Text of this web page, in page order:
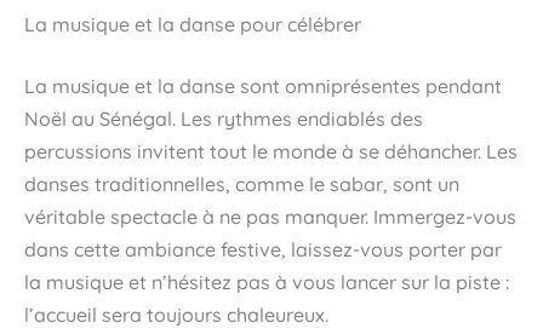
La musique et la danse pour célébrer
La musique et la danse sont omniprésentes pendant
Noël au Sénégal. Les rythmes endiablés des
percussions invitent tout le monde à se déhancher. Les
danses traditionnelles, comme le sabar, sont un
véritable spectacle à ne pas manquer. Immergez-vous
dans cette ambiance festive, laissez-vous porter par
la musique et n’hésitez pas à vous lancer sur la piste :
l’accueil sera toujours chaleureux.